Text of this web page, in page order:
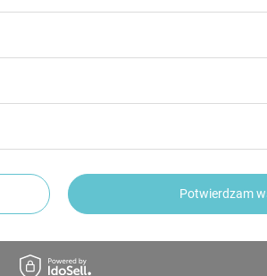
Zadaj pytanie
Potwierdzam